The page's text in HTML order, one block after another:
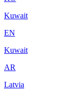
Kuwait
EN
Kuwait
AR
Latvia